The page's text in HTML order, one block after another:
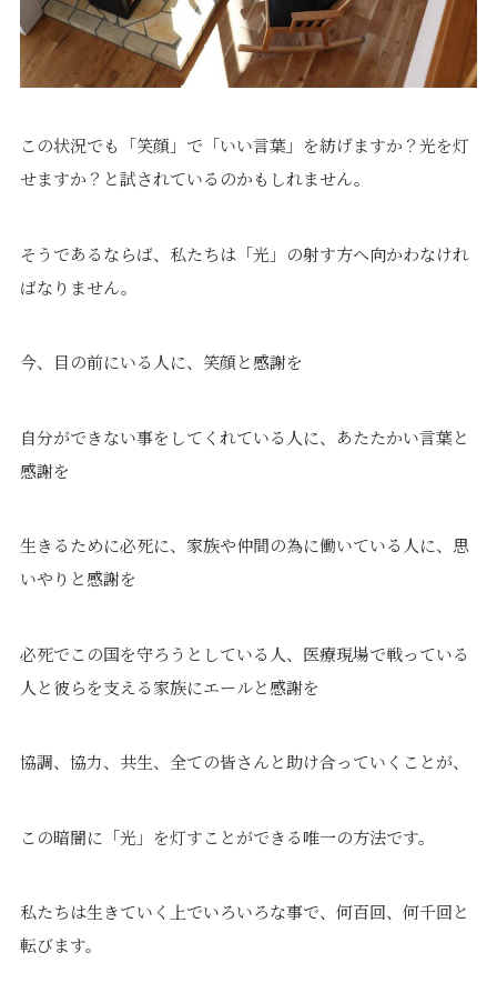
この状況でも「笑顔」で「いい言葉」を紡げますか？光を灯
せますか？と試されているのかもしれません。
そうであるならば、私たちは「光」の射す方へ向かわなけれ
ばなりません。
今、目の前にいる人に、笑顔と感謝を
自分ができない事をしてくれている人に、あたたかい言葉と
感謝を
生きるために必死に、家族や仲間の為に働いている人に、思
いやりと感謝を
必死でこの国を守ろうとしている人、医療現場で戦っている
人と彼らを支える家族にエールと感謝を
協調、協力、共生、全ての皆さんと助け合っていくことが、
この暗闇に「光」を灯すことができる唯一の方法です。
私たちは生きていく上でいろいろな事で、何百回、何千回と
転びます。